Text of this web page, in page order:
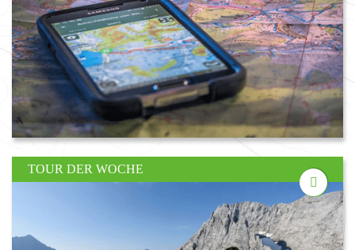
TOUR DER WOCHE